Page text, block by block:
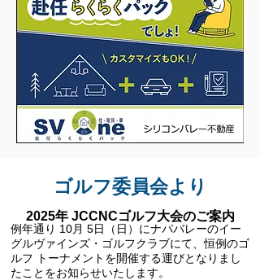
​ゴルフ委員会より
2025年 JCCNCゴルフ大会のご案内
例年通り 10月 5日（日）にナパバレーのイー
グルヴァインズ・ゴルフクラブにて、恒例のゴ
ルフ トーナメントを開催する運びとなりまし
たことをお知らせいたします。